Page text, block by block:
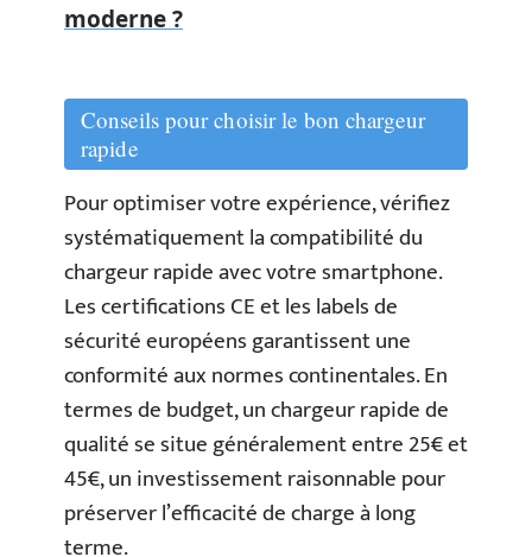
moderne ?
Conseils pour choisir le bon chargeur
rapide
Pour optimiser votre expérience, vérifiez
systématiquement la compatibilité du
chargeur rapide avec votre smartphone.
Les certifications CE et les labels de
sécurité européens garantissent une
conformité aux normes continentales. En
termes de budget, un chargeur rapide de
qualité se situe généralement entre 25€ et
45€, un investissement raisonnable pour
préserver l’efficacité de charge à long
terme.